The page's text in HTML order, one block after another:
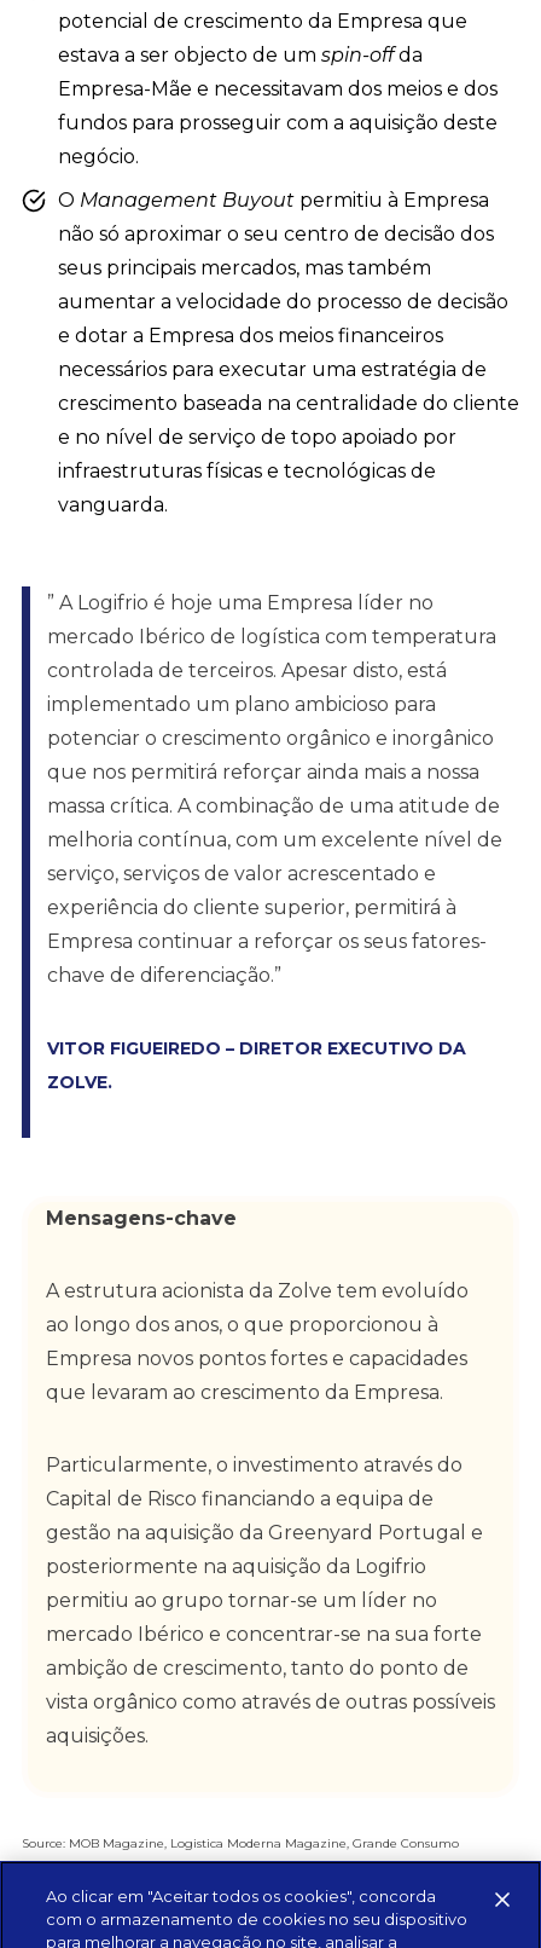
potencial de crescimento da Empresa que
estava a ser objecto de um spin-offda
Empresa-Mãe e necessitavam dos meios e dos
fundos para prosseguir com a aquisição deste
negócio.
O Management Buyout permitiu à Empresa
não só aproximar o seu centro de decisão dos
seus principais mercados, mas também
aumentar a velocidade do processo de decisão
e dotar a Empresa dos meios financeiros
necessários para executar uma estratégia de
crescimento baseada na centralidade do cliente
e no nível de serviço de topo apoiado por
infraestruturas físicas e tecnológicas de
vanguarda.
” A Logifrio é hoje uma Empresa líder no
mercado Ibérico de logística com temperatura
controlada de terceiros. Apesar disto, está
implementado um plano ambicioso para
potenciar o crescimento orgânico e inorgânico
que nos permitirá reforçar ainda mais a nossa
massa crítica. A combinação de uma atitude de
melhoria contínua, com um excelente nível de
serviço, serviços de valor acrescentado e
experiência do cliente superior, permitirá à
Empresa continuar a reforçar os seus fatores-
chave de diferenciação.”
VITOR FIGUEIREDO – DIRETOR EXECUTIVO DA
ZOLVE.
Mensagens-chave
A estrutura acionista da Zolve tem evoluído
ao longo dos anos, o que proporcionou à
Empresa novos pontos fortes e capacidades
que levaram ao crescimento da Empresa.
Particularmente, o investimento através do
Capital de Risco financiando a equipa de
gestão na aquisição da Greenyard Portugal e
posteriormente na aquisição da Logifrio
permitiu ao grupo tornar-se um líder no
mercado Ibérico e concentrar-se na sua forte
ambição de crescimento, tanto do ponto de
vista orgânico como através de outras possíveis
aquisições.
Source: MOB Magazine, Logistica Moderna Magazine, Grande Consumo
Ao clicar em "Aceitar todos os cookies", concorda
com o armazenamento de cookies no seu dispositivo
para melhorar a navegação no site, analisar a